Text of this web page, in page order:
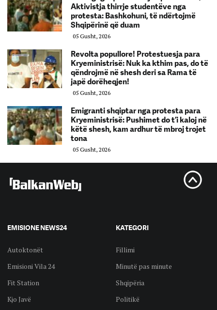
Aktivistja thirrje studentëve nga
protesta: Bashkohuni, të ndërtojmë
Shqipërinë që duam
05 Gusht, 2026
Revolta popullore! Protestuesja para
Kryeministrisë: Nuk ka kthim pas, do të
qëndrojmë në shesh deri sa Rama të
japë dorëheqjen!
05 Gusht, 2026
Emigranti shqiptar nga protesta para
Kryeministrisë: Pushimet do t’i kaloj në
këtë shesh, kam ardhur të mbroj trojet
tona
05 Gusht, 2026
EMISIONE NEWS24
Autoktonët
Emisioni Vila 24
Fit Station
Kjo Javë
KATEGORI
Fillimi
Minutë pas minute
Shqipëria
Politikë